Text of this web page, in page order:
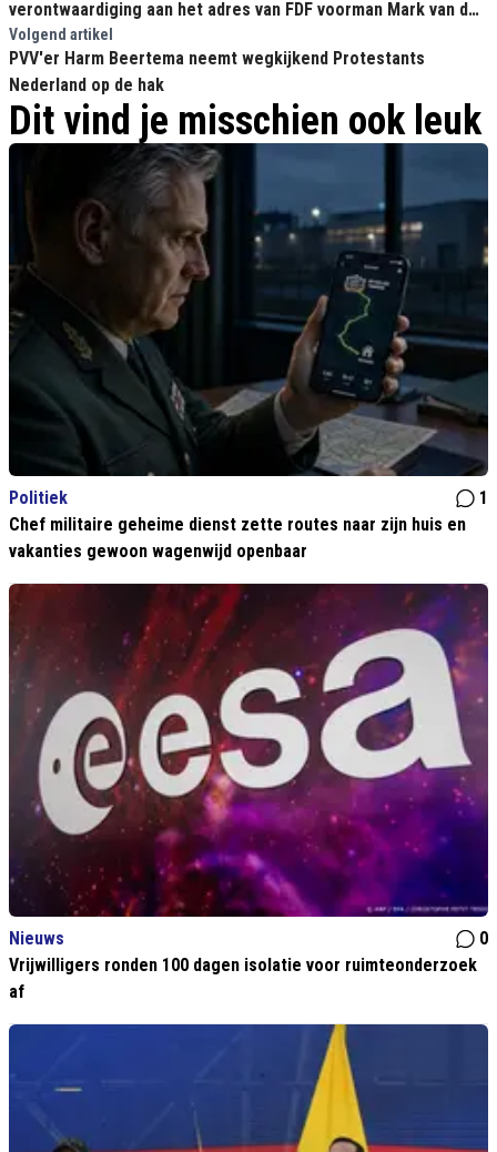
verontwaardiging aan het adres van FDF voorman Mark van den
Over
Volgend artikel
PVV'er Harm Beertema neemt wegkijkend Protestants
Nederland op de hak
Dit vind je misschien ook leuk
Politiek
1
Chef militaire geheime dienst zette routes naar zijn huis en
vakanties gewoon wagenwijd openbaar
Nieuws
0
Vrijwilligers ronden 100 dagen isolatie voor ruimteonderzoek
af